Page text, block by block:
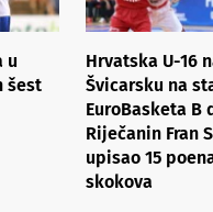
u
šest
Hrvatska U-16
Švicarsku na
EuroBasketa B
Riječanin Fran
upisao 15
skokova